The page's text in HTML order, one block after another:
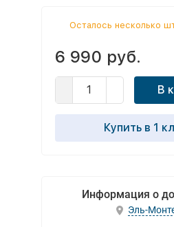
Осталось несколько
6 990 руб.
В
Купить в 1
Информация о
Эль-